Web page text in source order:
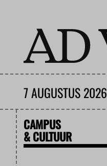
7 AUGUSTUS 2026
CAMPUS
& CULTUUR